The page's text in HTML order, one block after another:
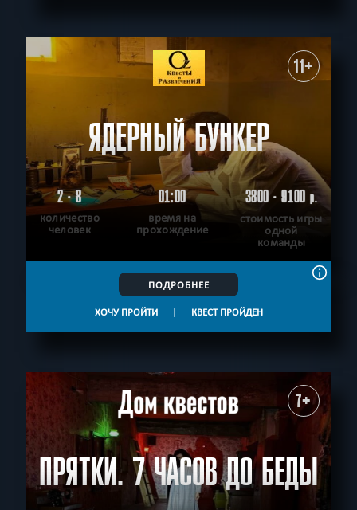
11+
ЯДЕРНЫЙ БУНКЕР
2 - 8
количество
человек
01:00
время на
прохождение
3800 - 9100р.
стоимость игры
одной
команды
ПОДРОБНЕЕ
ХОЧУ ПРОЙТИ | КВЕСТ ПРОЙДЕН
7+
ПРЯТКИ. 7 ЧАСОВ ДО БЕДЫ